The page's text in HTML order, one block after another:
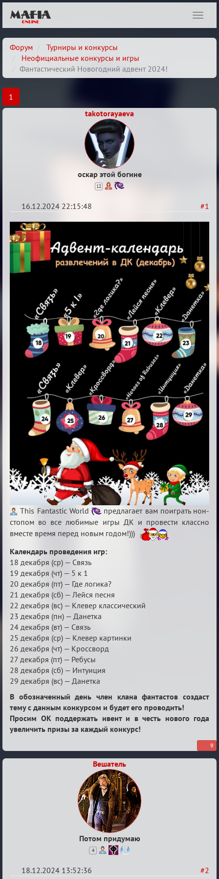
Форум
Турниры и конкурсы
Неофициальные конкурсы и игры
Фантастический Новогодний адвент 2024!
1
takotorayaeva
оскар этой богине
12
#1
16.12.2024 22:15:48
Фантастический
Новогодний
адвент
2024!
This Fantastic World
предлагает вам поиграть нон-
стопом во все любимые игры ДК и провести классно
вместе время перед новым годом!)))
Календарь проведения игр:
18 декабря (ср) — Связь
19 декабря (чт) — 5 к 1
20 декабря (пт) — Где логика?
21 декабря (сб) — Лейся песня
22 декабря (вс) — Клевер классический
23 декабря (пн) — Данетка
24 декабря (вт) — Связь
25 декабря (ср) — Клевер картинки
26 декабря (чт) — Кроссворд
27 декабря (пт) — Ребусы
28 декабря (сб) — Интуиция
29 декабря (вс) — Данетка
В обозначенный день член клана фантастов создаст
тему с данным конкурсом и будет его проводить!
Просим ОК поддержать ивент и в честь нового года
увеличить призы за каждый конкурс!
9
Вешатель
Потом придумаю
4
#2
18.12.2024 13:52:36